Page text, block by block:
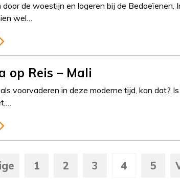
door de woestijn en logeren bij de Bedoeïenen.
wel…
op Reis – Mali
voorvaderen in deze moderne tijd, kan dat?
1 2 3 4 5